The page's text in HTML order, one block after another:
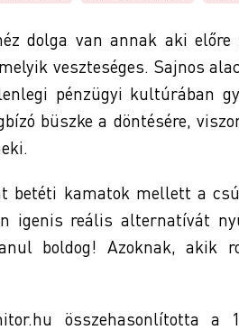
dolga van annak aki
veszteséges. Sajnos
pénzügyi kultúrában
büszke a döntésére,
betéti kamatok mellett a
igenis reális alternatívát
boldog! Azoknak, akik
összehasonlította